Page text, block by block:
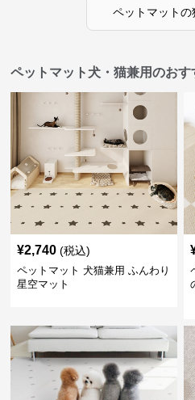
ペットマットの
ペットマット犬・猫兼用のおす
¥2,740 (税込)
ペットマット 犬猫兼用 ふんわり
星空マット